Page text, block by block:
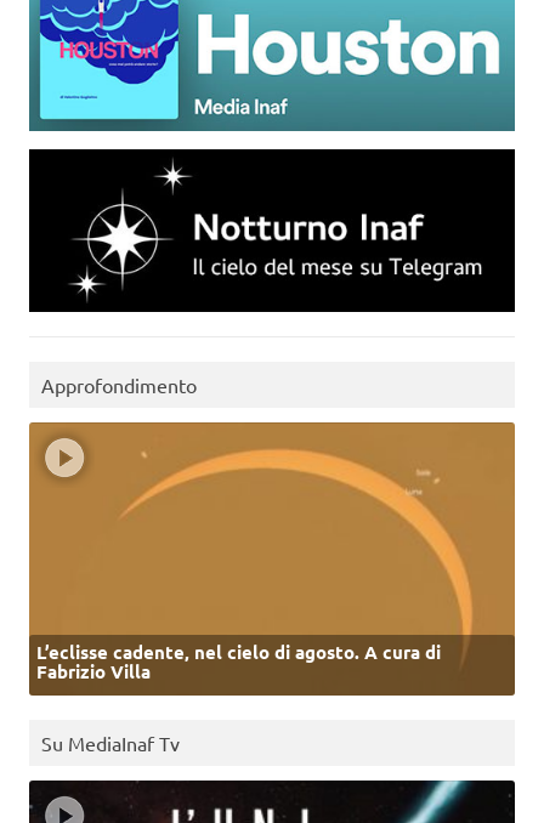
Approfondimento
L’eclisse cadente, nel cielo di agosto. A cura di
Fabrizio Villa
Su MediaInaf Tv